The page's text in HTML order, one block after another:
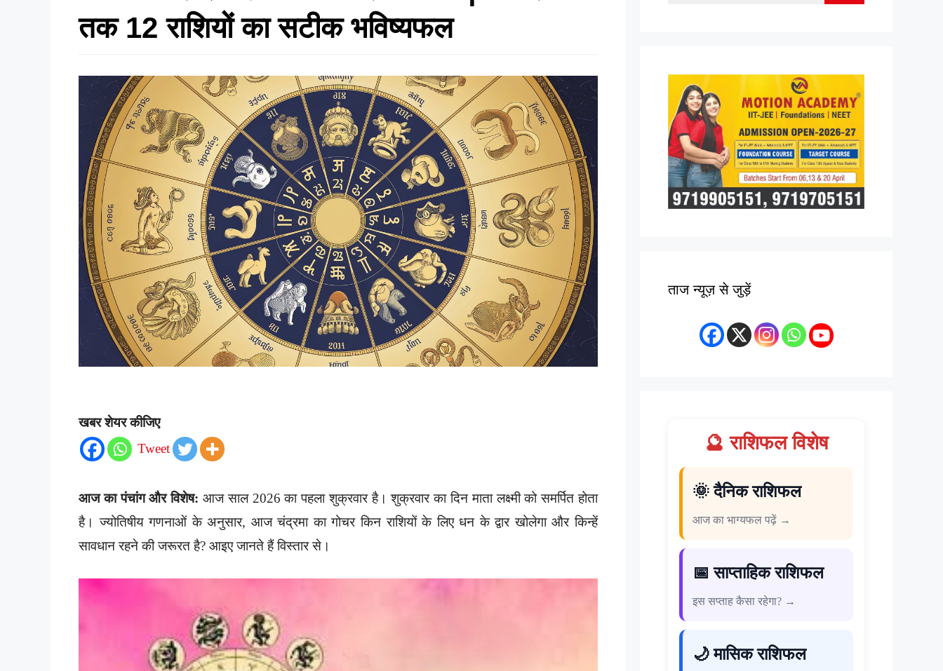
तक 12 राशियों का सटीक भविष्यफल
खबर शेयर कीजिए
Tweet
आज का पंचांग और विशेष: आज साल 2026 का पहला शुक्रवार है। शुक्रवार का दिन माता लक्ष्मी को समर्पित होता
है। ज्योतिषीय गणनाओं के अनुसार, आज चंद्रमा का गोचर किन राशियों के लिए धन के द्वार खोलेगा और किन्हें
सावधान रहने की जरूरत है? आइए जानते हैं विस्तार से।
ताज न्यूज़ से जुड़ें
🔮 राशिफल विशेष
🌞 दैनिक राशिफल
आज का भाग्यफल पढ़ें →
📅 साप्ताहिक राशिफल
इस सप्ताह कैसा रहेगा? →
🌙 मासिक राशिफल